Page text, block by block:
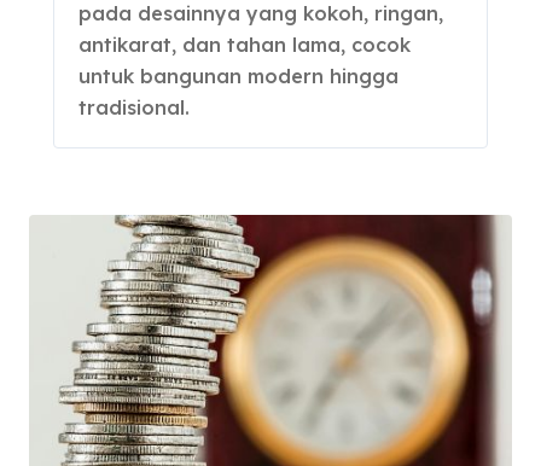
pada desainnya yang kokoh, ringan,
antikarat, dan tahan lama, cocok
untuk bangunan modern hingga
tradisional.